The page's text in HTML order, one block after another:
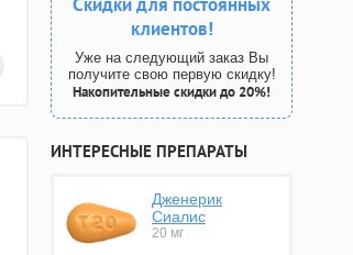
клиентов!
Уже на следующий заказ Вы
получите свою первую скидку!
Накопительные скидки до 20%!
ИНТЕРЕСНЫЕ ПРЕПАРАТЫ
Дженерик
Сиалис
20 мг